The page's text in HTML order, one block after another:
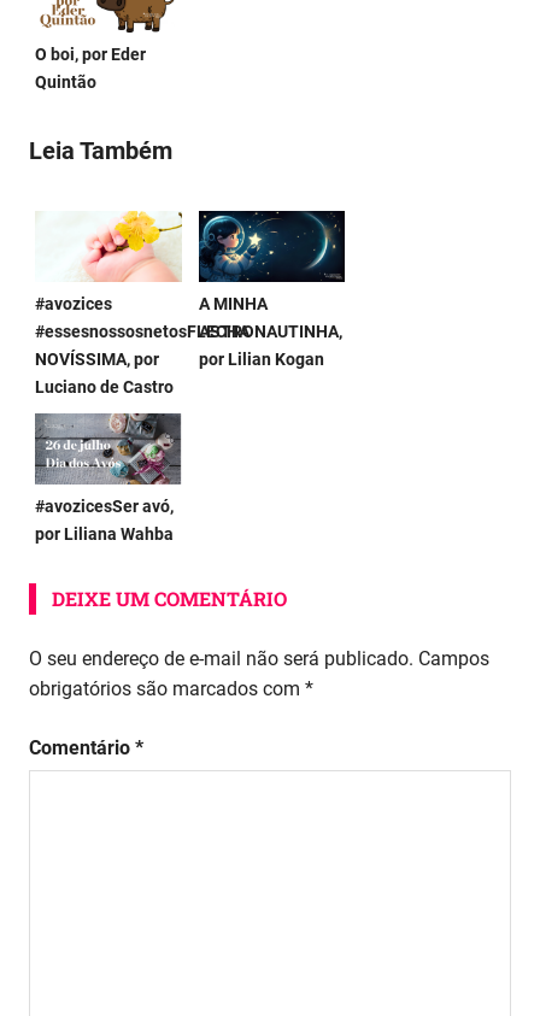
O boi, por Eder
Quintão
Leia Também
#avozices
#essesnossosnetosFLECHA
NOVÍSSIMA, por
Luciano de Castro
A MINHA
ASTRONAUTINHA,
por Lilian Kogan
#avozicesSer avó,
por Liliana Wahba
DEIXE UM COMENTÁRIO
O seu endereço de e-mail não será publicado. Campos
obrigatórios são marcados com *
Comentário *